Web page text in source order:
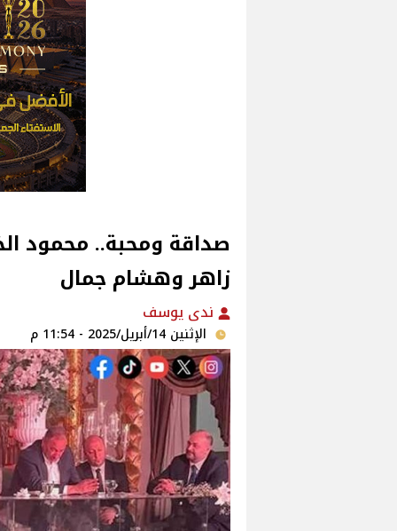
صداقة ومحبة.. محمود
زاهر وهشام جمال
ندى يوسف
الإثنين 14/أبريل/2025 - 11:54 م